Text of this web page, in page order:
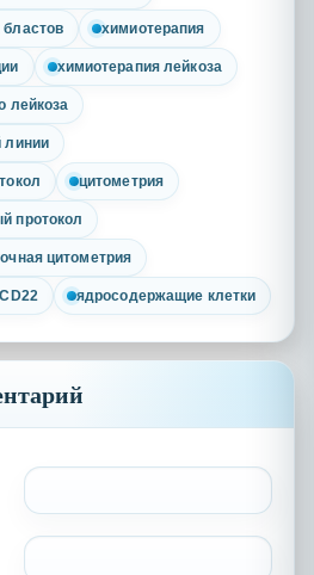
химиотерапия
химиотерапия лейкоза
лейкоза
линии
цитометрия
протокол
цитометрия
ядросодержащие клетки